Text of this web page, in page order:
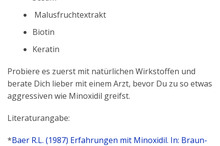
Malusfruchtextrakt
Biotin
Keratin
Probiere es zuerst mit natürlichen Wirkstoffen und
berate Dich lieber mit einem Arzt, bevor Du zu so etwas
aggressiven wie Minoxidil greifst.
Literaturangabe:
*Baer R.L. (1987) Erfahrungen mit Minoxidil. In: Braun-